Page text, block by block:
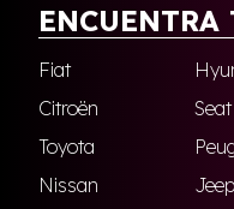
Fiat
Citroën
Seat
Toyota
Nissan
Jeep